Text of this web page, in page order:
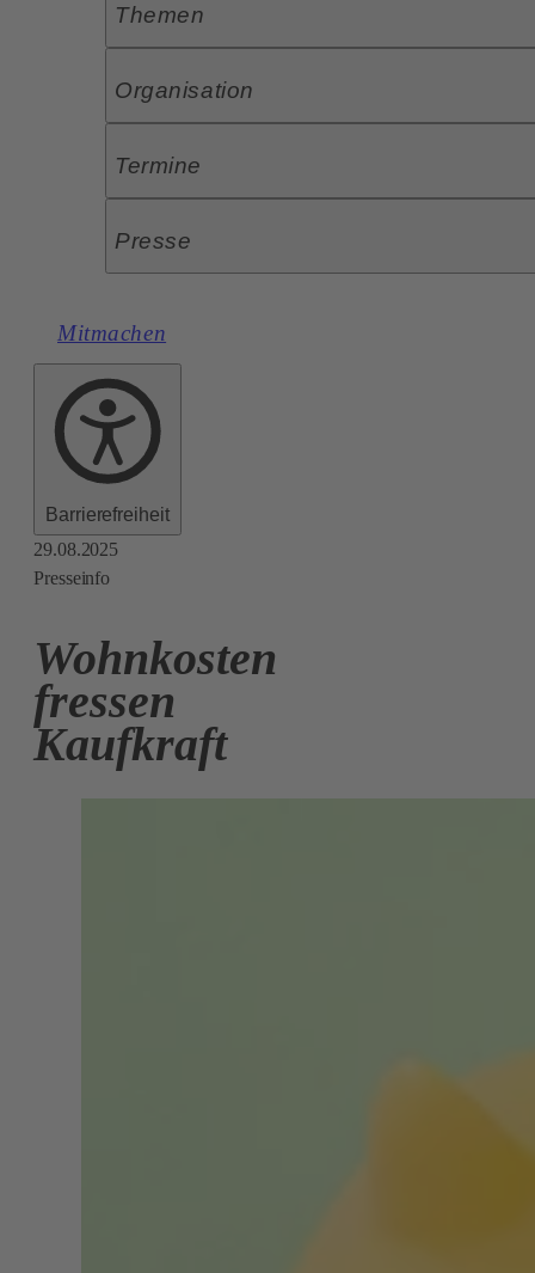
Themen
Organisation
Termine
Presse
Mitmachen
Barrierefreiheit
29.08.2025
Presseinfo
Wohnkosten
fressen
Kaufkraft